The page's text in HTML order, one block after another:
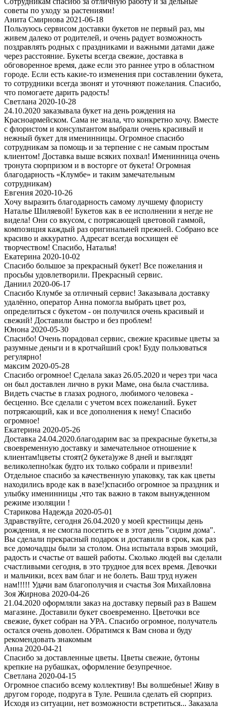
советы по уходу за растениями!
Анита Смирнова 2021-06-18
Пользуюсь сервисом доставки букетов не первый раз, мы
живем далеко от родителей, и очень радует возможность
поздравлять родных с праздниками и важными датами даже
через расстояние. Букеты всегда свежие, доставка в
обговоренное время, даже если это раннее утро в областном
городе. Если есть какие-то изменения при составлении букета,
то сотрудники всегда звонят и уточняют пожелания. Спасибо,
что помогаете дарить радость!
Светлана 2020-10-28
24.10.2020 заказывала букет на день рождения на
Красноармейском. Сама не знала, что конкретно хочу. Вместе
с флористом и консультантом выбрали очень красивый и
нежный букет для именинницы. Огромное спасибо
сотрудникам за помощь и за терпение с не самым простым
клиентом! Доставка выше всяких похвал! Именинница очень
тронута сюрпризом и в восторге от букета! Огромная
благодарность «Клумбе» и таким замечательным
сотрудникам)
Евгения 2020-10-26
Хочу выразить благодарность самому лучшему флористу
Наталье Шиляевой! Букетов как в ее исполнении я негде не
видела! Они со вкусом, с потрясающей цветовой гаммой,
композиция каждый раз оригинальней прежней. Собрано все
красиво и аккуратно. Адресат всегда восхищен её
творчеством! Спасибо, Наталья!
Екатерина 2020-10-02
Спасибо большое за прекрасный букет! Все пожелания и
просьбы удовлетворили. Прекрасный сервис.
Даниил 2020-06-17
Спасибо Клумбе за отличный сервис! Заказывала доставку
удалённо, оператор Анна помогла выбрать цвет роз,
определиться с букетом - он получился очень красивый и
свежий! Доставили быстро и без проблем!
Юнона 2020-05-30
Спасибо! Очень порадовал сервис, свежие красивые цветы за
разумные деньги и в кротчайший срок! Буду пользоваться
регулярно!
максим 2020-05-28
Спасибо огромное! Сделала заказ 26.05.2020 и через три часа
он был доставлен лично в руки Маме, она была счастлива.
Видеть счастье в глазах родного, любимого человека -
бесценно. Все сделали с учетом всех пожеланий. Букет
потрясающий, как и все дополнения к нему! Спасибо
огромное!
Екатерина 2020-05-26
Доставка 24.04.2020.благодарим вас за прекрасные букеты,за
своевременную доставку и замечательное отношение к
клиентам!цветы стоят(2 букета)уже 8 дней и выглядят
великолепно!как будто их только собрали и привезли!
Отдельное спасибо за качественную упаковку, так как цветы
находились вроде как в вазе!)спасибо огромное за праздник и
улыбку именинницы ,что так важно в таком вынужденном
режиме изоляции !
Старикова Надежда 2020-05-01
Здравствуйте, сегодня 26.04.2020 у моей крестницы день
рождения, я не смогла посетить ее в этот день "сидим дома".
Вы сделали прекрасный подарок и доставили в срок, как раз
все домочадцы были за столом. Она испытала взрыв эмоций,
радость и счастье от вашей работы. Сколько людей вы сделали
счастливыми сегодня, в это трудное для всех время. Девочки
и мальчики, всех вам благ и не болеть. Ваш труд нужен
нам!!!!! Удачи вам благополучия и счастья Зоя Михайловна
Зоя Жирнова 2020-04-26
21.04.2020 оформляли заказ на доставку первый раз в Вашем
магазине. Доставили букет своевременно. Цветочки все
свежие, букет собран на УРА. Спасибо огромное, получатель
остался очень доволен. Обратимся к Вам снова и буду
рекомендовать знакомым
Анна 2020-04-21
Спасибо за доставленные цветы. Цветы свежие, бутоны
крепкие на рубашках, оформление безупречное.
Светлана 2020-04-15
Огромное спасибо всему коллективу! Вы волшебные! Живу в
другом городе, подруга в Туле. Решила сделать ей сюрприз.
Исходя из ситуации, нет возможности встретиться... Заказала